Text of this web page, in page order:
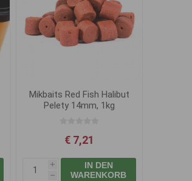
Mikbaits Red Fish Halibut
Pelety 14mm, 1kg
€ 7,21
i
h
IN DEN
WARENKORB